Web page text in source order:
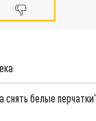
снять белые